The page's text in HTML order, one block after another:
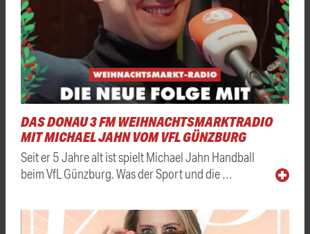
DAS DONAU 3 FM WEIHNACHTSMARKTRADIO
MIT MICHAEL JAHN VOM VFL GÜNZBURG
Seit er 5 Jahre alt ist spielt Michael Jahn Handball
beim VfL Günzburg. Was der Sport und die …